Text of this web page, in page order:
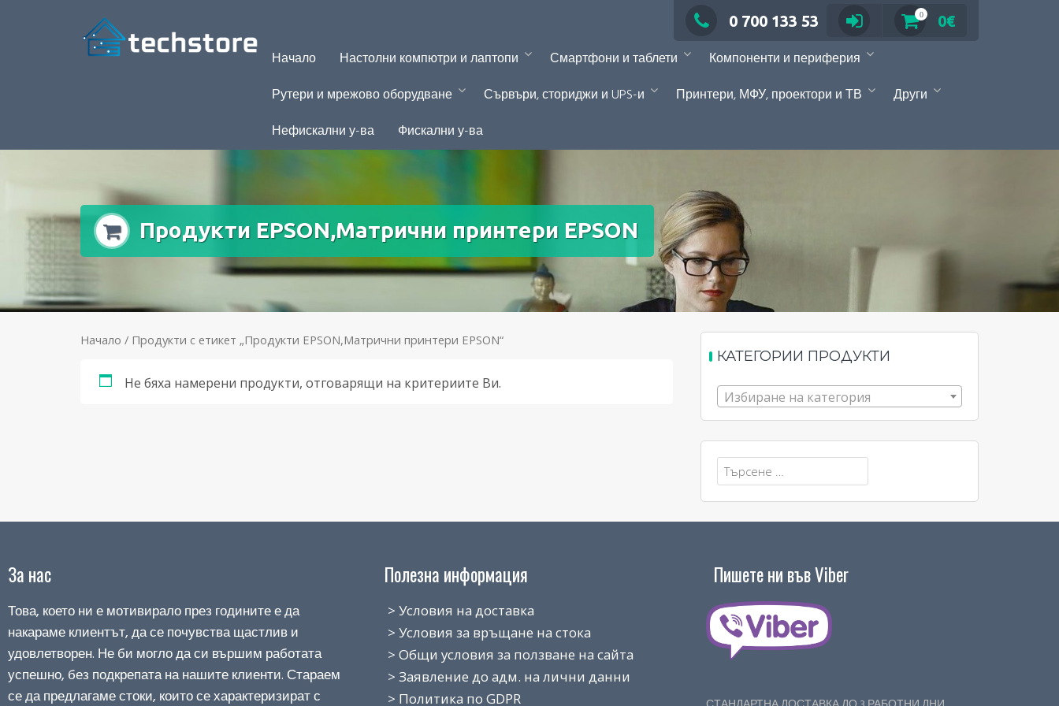
0 700 133 53 0 0€
Начало Настолни компютри и лаптопи Смартфони и таблети
Компоненти и периферия
Рутери и мрежово оборудване
Сървъри, сториджи и UPS-и Принтери, МФУ, проектори и ТВ
Други
Нефискални у-ва
Фискални у-ва
Продукти EPSON,Матрични принтери EPSON
Начало / Продукти с етикет „Продукти EPSON,Матрични принтери EPSON“
Не бяха намерени продукти, отговарящи на критериите Ви.
КАТЕГОРИИ ПРОДУКТИ
Избиране на категория
Търсене
за:
За нас
Това, което ни е мотивирало през годините е да
накараме клиентът, да се почувства щастлив и
удовлетворен. Не би могло да си вършим работата
успешно, без подкрепата на нашите клиенти. Стараем
се да предлагаме стоки, които се характеризират с
Полезна информация
> Условия на доставка
> Условия за връщане на стока
> Общи условия за ползване на сайта
> Заявление до адм. на лични данни
> Политика по GDPR
Пишете ни във Viber